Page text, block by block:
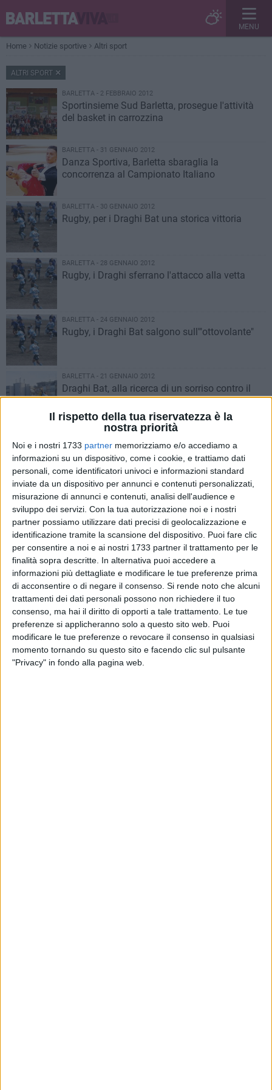
Il rispetto della tua riservatezza è la
nostra priorità
Noi e i nostri 1733 partner memorizziamo e/o accediamo a
informazioni su un dispositivo, come i cookie, e trattiamo dati
personali, come identificatori univoci e informazioni standard
inviate da un dispositivo per annunci e contenuti personalizzati,
misurazione di annunci e contenuti, analisi dell'audience e
sviluppo dei servizi. Con la tua autorizzazione noi e i nostri
partner possiamo utilizzare dati precisi di geolocalizzazione e
identificazione tramite la scansione del dispositivo. Puoi fare clic
per consentire a noi e ai nostri 1733 partner il trattamento per le
finalità sopra descritte. In alternativa puoi accedere a
informazioni più dettagliate e modificare le tue preferenze prima
di acconsentire o di negare il consenso. Si rende noto che alcuni
trattamenti dei dati personali possono non richiedere il tuo
consenso, ma hai il diritto di opporti a tale trattamento. Le tue
preferenze si applicheranno solo a questo sito web. Puoi
modificare le tue preferenze o revocare il consenso in qualsiasi
momento tornando su questo sito e facendo clic sul pulsante
"Privacy" in fondo alla pagina web.
MENU
Home Notizie sportive Altri sport
ALTRI SPORT
BARLETTA - 2 FEBBRAIO 2012
Sportinsieme Sud Barletta, prosegue l'attività
del basket in carrozzina
BARLETTA - 31 GENNAIO 2012
Danza Sportiva, Barletta sbaraglia la
concorrenza al Campionato Italiano
BARLETTA - 30 GENNAIO 2012
Rugby, per i Draghi Bat una storica vittoria
BARLETTA - 28 GENNAIO 2012
Rugby, i Draghi sferrano l'attacco alla vetta
BARLETTA - 24 GENNAIO 2012
Rugby, i Draghi Bat salgono sull'"ottovolante"
BARLETTA - 21 GENNAIO 2012
Draghi Bat, alla ricerca di un sorriso contro il
Cus Potenza
BARLETTA - 17 GENNAIO 2012
Dance Sport Cup, a Madrid vince una coppia
barlettana
BARLETTA - 17 GENNAIO 2012
Presentato il portale Pugliasportiva.it
BARLETTA - 16 GENNAIO 2012
Rugby, i Draghi trovano il "settimo sigillo"
BARLETTA - 13 GENNAIO 2012
Sportinsieme Sud Barletta, noto il calendario
dell'attività di basket in carrozzina
BARLETTA - 6 GENNAIO 2012
Galà dello Sport, la Sportinsieme Sud Barletta